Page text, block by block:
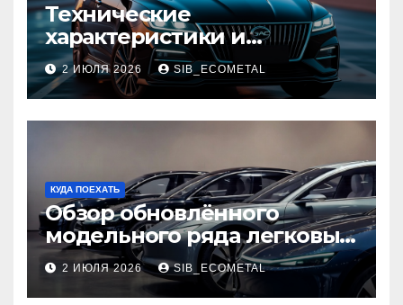
Технические
характеристики и
доступные комплектации
GAC Empow
2 ИЮЛЯ 2026 SIB_ECOMETAL
КУДА ПОЕХАТЬ
Обзор обновлённого
модельного ряда легковых
автомобилей 2026 года
2 ИЮЛЯ 2026 SIB_ECOMETAL